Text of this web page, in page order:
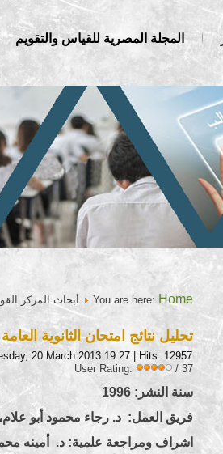
المجلة المصرية للقياس والتقويم
You are here: Home أبحاث المركز
تحليل نتائج امتحان الثانوية العامة فى
20 March 2013 19:27 | Hits: 12957
User Rating:
/ 37
سنة النشر: 1996
فريق العمل: د. رجاء محمود أبو
اشراف ومراجعة علمية: د. أمينه